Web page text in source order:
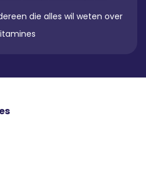
die alles wil weten over